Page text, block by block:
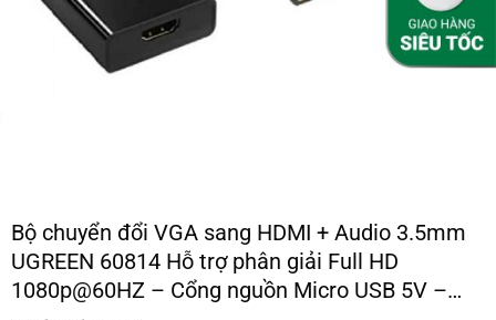
Bộ chuyển đổi VGA sang HDMI + Audio 3.5mm
UGREEN 60814 Hỗ trợ phân giải Full HD
1080p@60HZ – Cổng nguồn Micro USB 5V –